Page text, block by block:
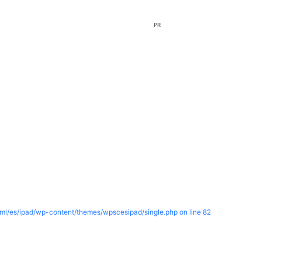
PR
es/ipad/wp-content/themes/wpscesipad/single.php on line 82